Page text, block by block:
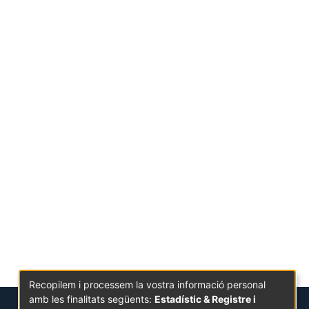
Recopilem i processem la vostra informació personal
amb les finalitats següents: Estadístic & Registre i